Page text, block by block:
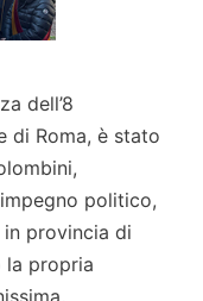
dell’8
di Roma, è stato
politico,
provincia di
la propria